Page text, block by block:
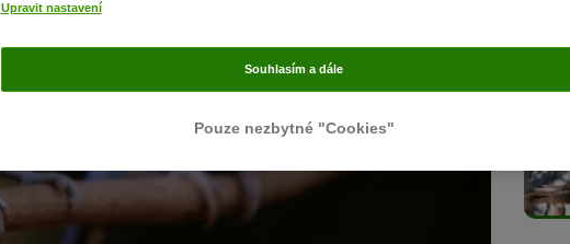
Upravit nastavení
Pouze nezbytné "Cookies"
Souhlasím a dále